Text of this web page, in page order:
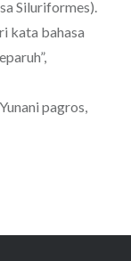
Siluriformes).
kata bahasa
pagros,